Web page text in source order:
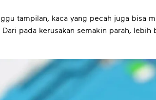
tampilan, kaca yang pecah juga bisa
pada kerusakan semakin parah, lebih